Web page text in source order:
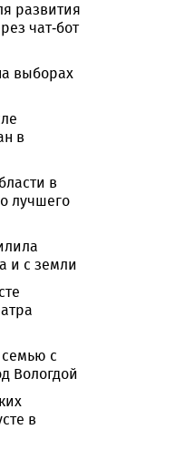
развития
чат-бот
выборах
в
в
лучшего
и с земли
с
Вологдой
в